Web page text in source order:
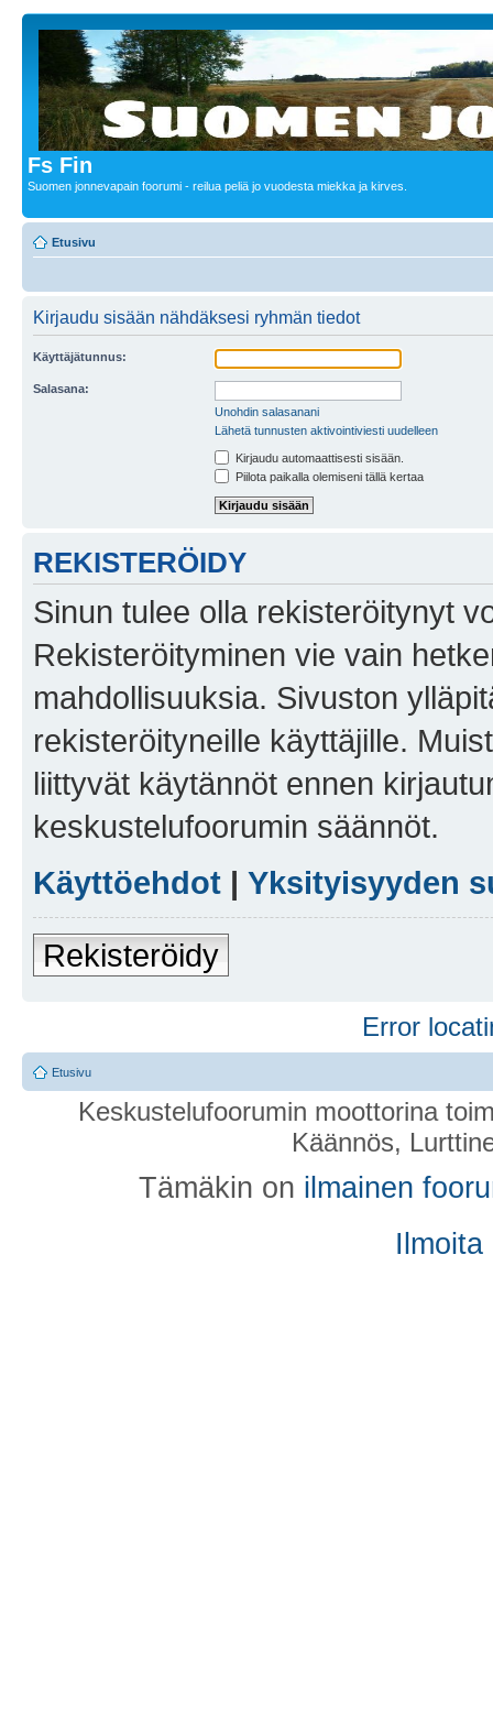
Fs Fin
Suomen jonnevapain foorumi - reilua peliä jo vuodesta miekka ja kirves.
Etusivu
Kirjaudu sisään nähdäksesi ryhmän tiedot
Käyttäjätunnus:
Salasana:
Unohdin salasanani
Lähetä tunnusten aktivointiviesti uudelleen
Kirjaudu automaattisesti sisään.
Piilota paikalla olemiseni tällä kertaa
REKISTERÖIDY
Sinun tulee olla rekisteröitynyt
Rekisteröityminen vie vain
mahdollisuuksia. Sivuston
rekisteröityneille käyttäjille.
liittyvät käytännöt ennen
keskustelufoorumin säännöt.
Käyttöehdot | Yksityisyyden
Rekisteröidy
Error
Etusivu
Keskustelufoorumin moottorina
Käännös,
Tämäkin on ilmainen